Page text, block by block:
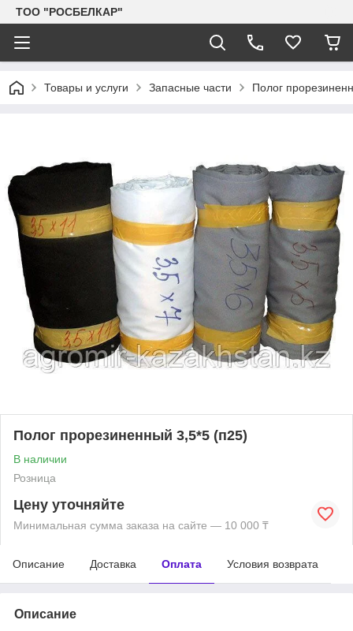
TOO "РОСБЕЛКАР"
Товары и услуги Запасные части Полог
Полог прорезиненный 3,5*5 (п25)
В наличии
Розница
Цену уточняйте
Минимальная сумма заказа на сайте — 10 000 ₸
Описание Доставка Оплата Условия возврата
Описание